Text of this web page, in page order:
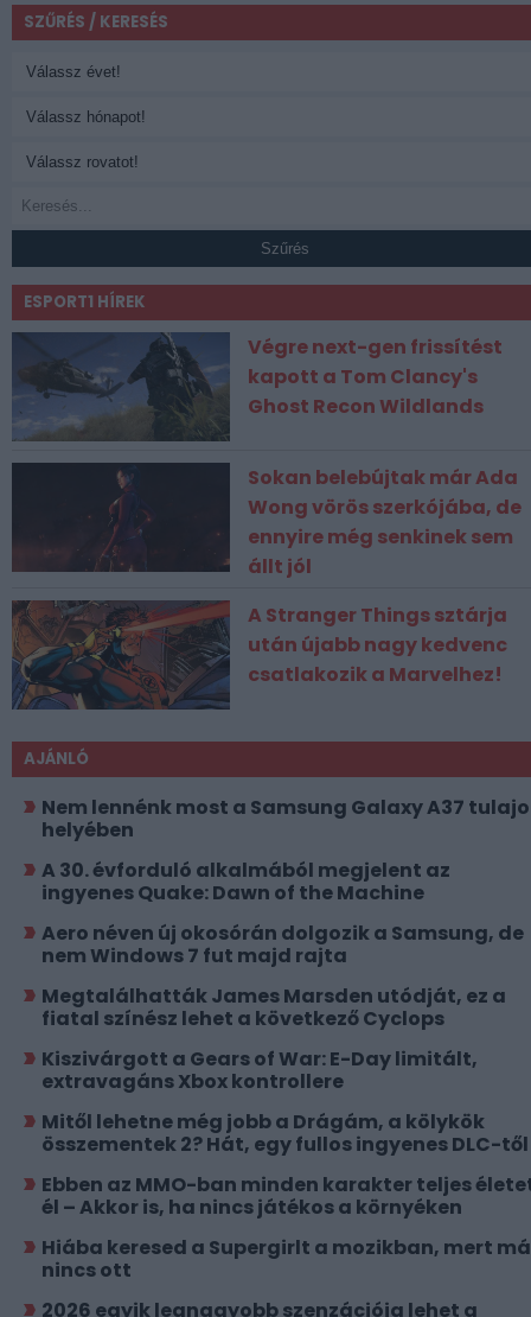
SZŰRÉS / KERESÉS
Szűrés
ESPORT1 HÍREK
Végre next-gen frissítést
kapott a Tom Clancy's
Ghost Recon Wildlands
Sokan belebújtak már Ada
Wong vörös szerkójába, de
ennyire még senkinek sem
állt jól
A Stranger Things sztárja
után újabb nagy kedvenc
csatlakozik a Marvelhez!
AJÁNLÓ
Nem lennénk most a Samsung Galaxy A37
helyében
A 30. évforduló alkalmából megjelent az
ingyenes Quake: Dawn of the Machine
Aero néven új okosórán dolgozik a Samsung, de
nem Windows 7 fut majd rajta
Megtalálhatták James Marsden utódját, ez a
fiatal színész lehet a következő Cyclops
Kiszivárgott a Gears of War: E-Day limitált,
extravagáns Xbox kontrollere
Mitől lehetne még jobb a Drágám, a kölykök
összementek 2? Hát, egy fullos ingyenes DLC-
Ebben az MMO-ban minden karakter teljes
él – Akkor is, ha nincs játékos a környéken
Hiába keresed a Supergirlt a mozikban, mert
nincs ott
2026 egyik legnagyobb szenzációja lehet a